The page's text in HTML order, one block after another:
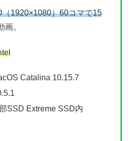
（1920×1080）60コマで15
画。
Catalina 10.15.7
SSD Extreme SSD内